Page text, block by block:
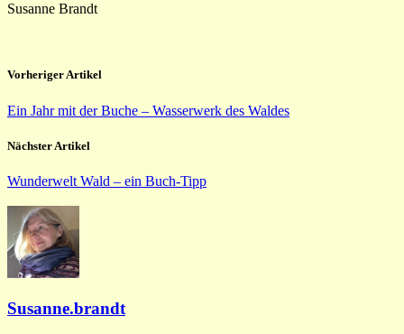
Susanne Brandt
Vorheriger Artikel
Ein Jahr mit der Buche – Wasserwerk des Waldes
Nächster Artikel
Wunderwelt Wald – ein Buch-Tipp
Susanne.brandt